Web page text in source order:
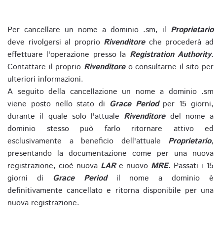
Per cancellare un nome a dominio .sm, il Proprietario
deve rivolgersi al proprio Rivenditoreche procederà ad
effettuare l'operazione presso la Registration Authority.
Contattare il proprio Rivenditoreo consultarne il sito per
ulteriori informazioni.
A seguito della cancellazione un nome a dominio .sm
viene posto nello stato di Grace Periodper 15 giorni,
durante il quale solo l'attuale Rivenditoredel nome a
dominio stesso può farlo ritornare attivo ed
esclusivamente a beneficio dell'attuale Proprietario,
presentando la documentazione come per una nuova
registrazione, cioè nuova LARe nuovo MRE. Passati i 15
giorni di Grace Periodil nome a dominio è
definitivamente cancellato e ritorna disponibile per una
nuova registrazione.